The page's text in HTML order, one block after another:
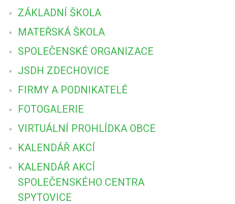
ZÁKLADNÍ ŠKOLA
MATEŘSKÁ ŠKOLA
SPOLEČENSKÉ ORGANIZACE
JSDH ZDECHOVICE
FIRMY A PODNIKATELÉ
FOTOGALERIE
VIRTUÁLNÍ PROHLÍDKA OBCE
KALENDÁŘ AKCÍ
KALENDÁŘ AKCÍ
SPOLEČENSKÉHO CENTRA
SPYTOVICE